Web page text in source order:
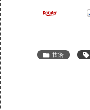
 技術 